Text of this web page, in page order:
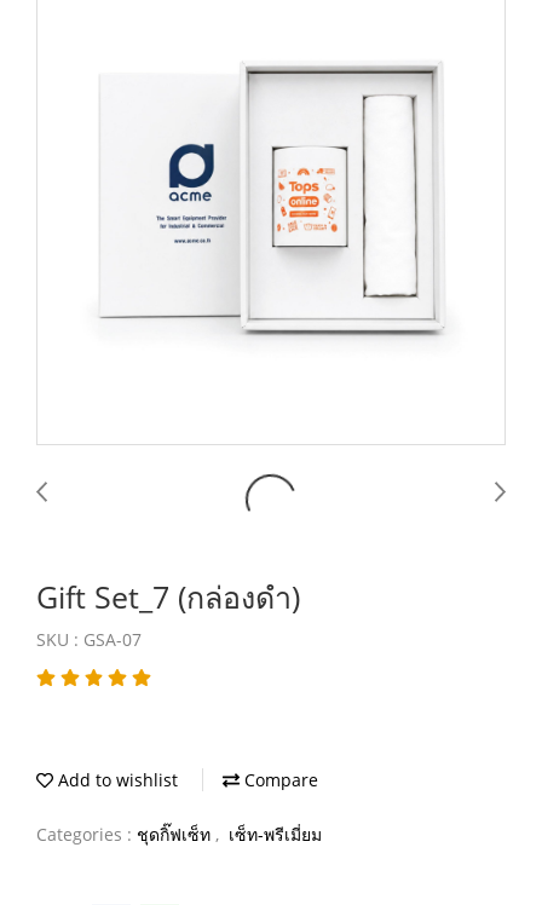
Gift Set_7 (กล่องดำ)
SKU : GSA-07
Add to wishlist Compare
Categories : ชุดกิ๊ฟเซ็ท , เซ็ท-พรีเมี่ยม